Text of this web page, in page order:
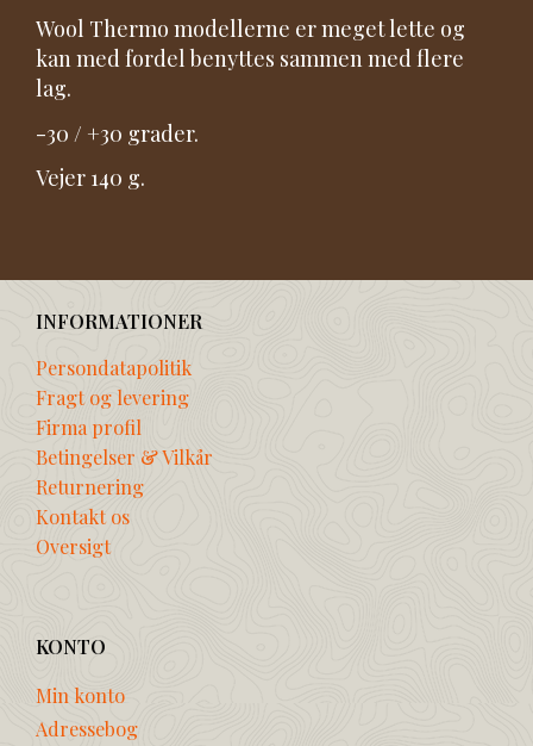
Wool Thermo modellerne er meget lette og
kan med fordel benyttes sammen med flere
lag.
-30 / +30 grader.
Vejer 140 g.
INFORMATIONER
Persondatapolitik
Fragt og levering
Firma profil
Betingelser & Vilkår
Returnering
Kontakt os
Oversigt
KONTO
Min konto
Adressebog